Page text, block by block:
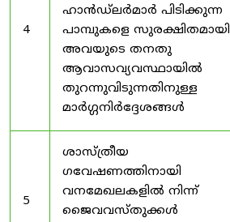
4
ഹാൻഡ്‌ലർമാർ പിടിക്കുന്ന
പാമ്പുകളെ സുരക്ഷിതമായി
അവയുടെ തനതു
ആവാസവ്യവസ്ഥായിൽ
തുറന്നുവിടുന്നതിനുള്ള
മാർഗ്ഗനിർദ്ദേശങ്ങൾ
5
ശാസ്ത്രീയ
ഗവേഷണത്തിനായി
വനമേഖലകളിൽ നിന്ന്
ജൈവവസ്തുക്കൾ